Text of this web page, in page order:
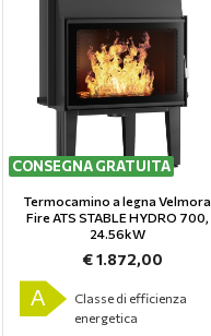
CONSEGNA GRATUITA
Termocamino a legna Velmora
Fire ATS STABLE HYDRO 700,
24.56kW
€ 1.872,00
A
Classe di efficienza
energetica